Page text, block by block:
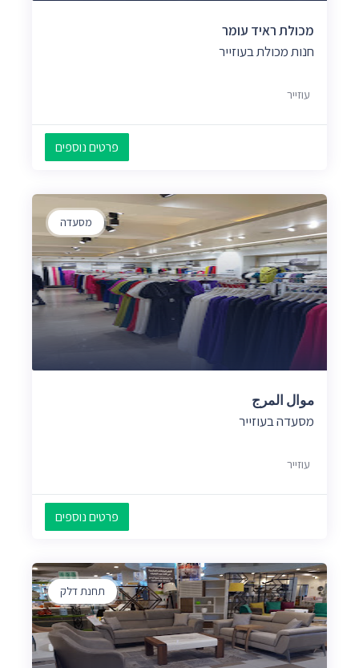
מכולת ראיד עומר
חנות מכולת בעוזייר
עוזייר
פרטים נוספים
מסעדה
موال المرج
מסעדה בעוזייר
עוזייר
פרטים נוספים
תחנת דלק